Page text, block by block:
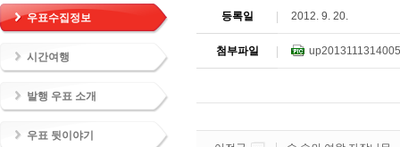
우표수집정보
시간여행
발행 우표 소개
우표 뒷이야기
등록일 2012. 9. 20.
첨부파일